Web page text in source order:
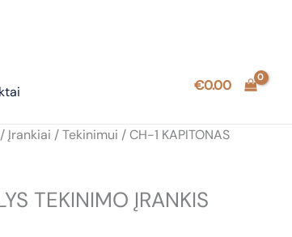
€0.00
/ Įrankiai /Tekinimui / CH-1 KAPITONAS
TEKINIMO ĮRANKIS